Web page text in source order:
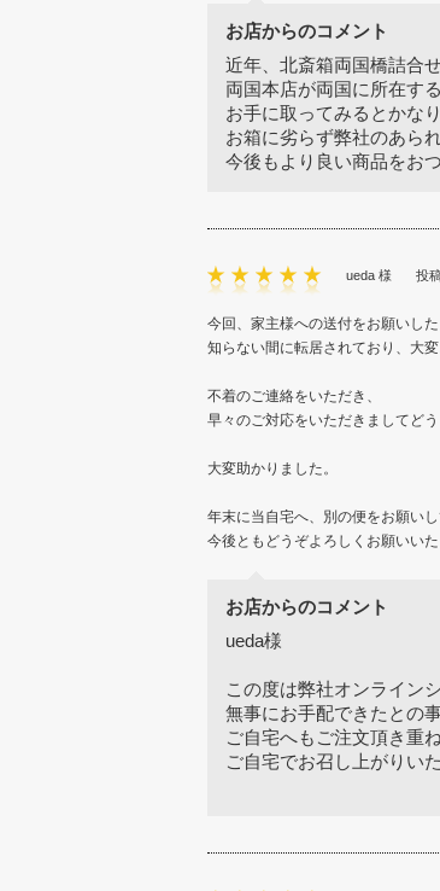
お店からのコメント
近年、北斎箱両国橋詰合
両国本店が両国に所在す
お手に取ってみるとかな
お箱に劣らず弊社のあら
今後もより良い商品をお
ueda 様 投
今回、家主様への送付をお願いした
知らない間に転居されており、大
不着のご連絡をいただき、
早々のご対応をいただきましてど
大変助かりました。
年末に当自宅へ、別の便をお願いし
今後ともどうぞよろしくお願いいた
お店からのコメント
ueda様
この度は弊社オンライン
無事にお手配できたとの
ご自宅へもご注文頂き重
ご自宅でお召し上がりい